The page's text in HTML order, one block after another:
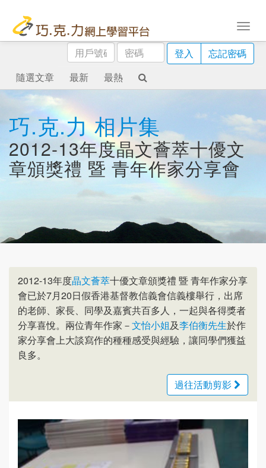
用
戶
號
碼
密
碼
登入
忘記密碼
隨選文章
最新 最熱
巧.克.力 相片集
2012-13年度晶文薈萃十優文
章頒獎禮 暨 青年作家分享會
2012-13年度晶文薈萃十優文章頒獎禮 暨 青年作家分享
會已於7月20日假香港基督教信義會信義樓舉行，出席
的老師、家長、同學及嘉賓共百多人，一起與各得獎者
分享喜悅。兩位青年作家－文怡小姐及李伯衡先生於作
家分享會上大談寫作的種種感受與經驗，讓同學們獲益
良多。
過往活動剪影